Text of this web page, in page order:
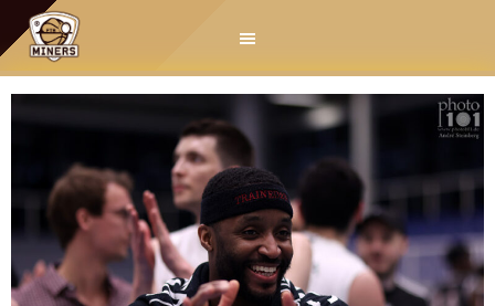
Springe
zum
Inhalt